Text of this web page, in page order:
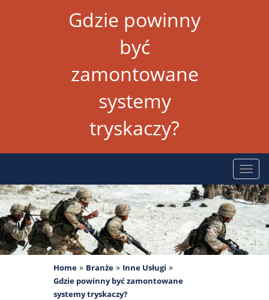
Gdzie powinny
być
zamontowane
systemy
tryskaczy?
Home » Branże » Inne Usługi »
Gdzie powinny być zamontowane
systemy tryskaczy?